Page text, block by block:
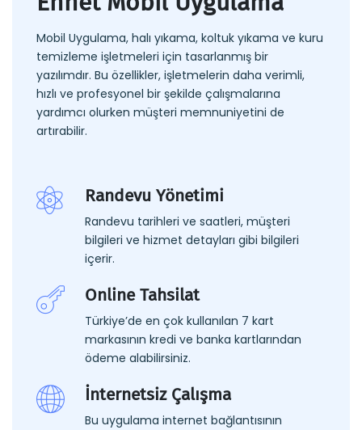
Mobil Uygulama, halı yıkama, koltuk yıkama ve kuru
temizleme işletmeleri için tasarlanmış bir
yazılımdır. Bu özellikler, işletmelerin daha verimli,
hızlı ve profesyonel bir şekilde çalışmalarına
yardımcı olurken müşteri memnuniyetini de
artırabilir.
Randevu Yönetimi
Randevu tarihleri ve saatleri, müşteri
bilgileri ve hizmet detayları gibi bilgileri
içerir.
Online Tahsilat
Türkiye’de en çok kullanılan 7 kart
markasının kredi ve banka kartlarından
ödeme alabilirsiniz.
İnternetsiz Çalışma
Bu uygulama internet bağlantısının